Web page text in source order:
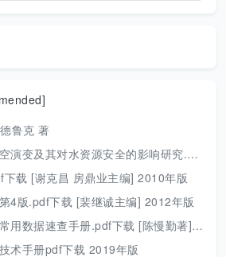
鲁克 著
其对水资源安全的影响研究.pdf 胡光伟 著 2017年版
下载 [谢克昌 房鼎业主编] 2010年版
4版.pdf下载 [裴继诚主编] 2012年版
数据速查手册.pdf下载 [陈慢勤著] 2010年版
术手册pdf下载 2019年版